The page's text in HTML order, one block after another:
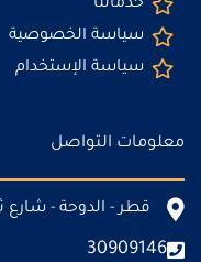
خدماتنا
سياسة الخصوصية
سياسة الإستخدام
معلومات التواصل
قطر - الدوحة - شارع
30909146